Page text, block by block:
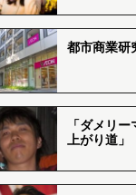
都市商業研
「ダメリ
上がり道」